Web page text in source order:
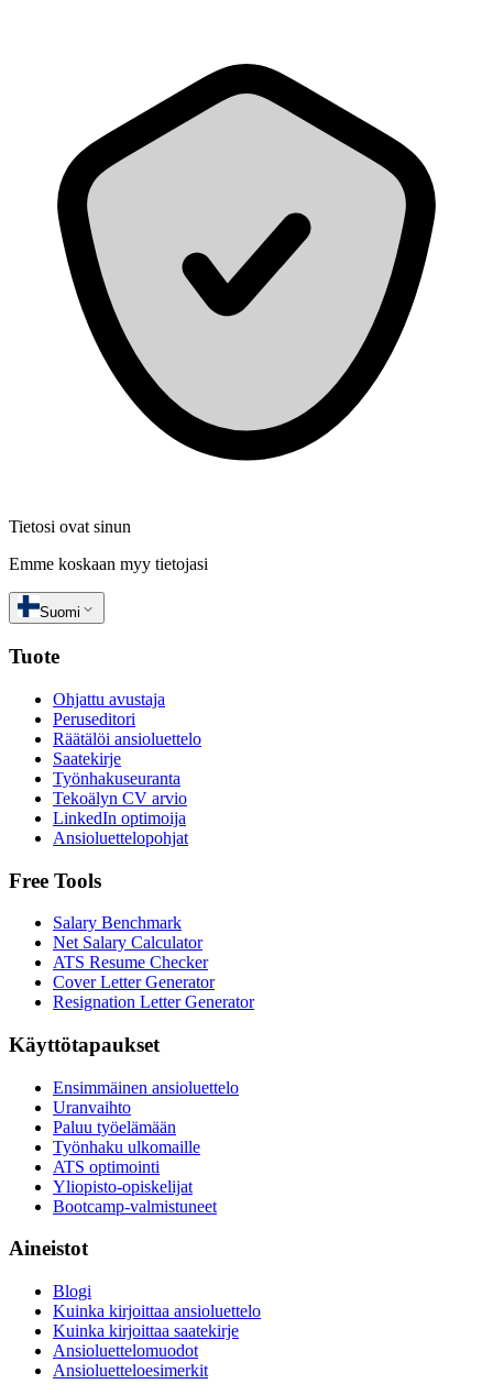
Tietosi ovat sinun
Emme koskaan myy tietojasi
Suomi
Tuote
Ohjattu avustaja
Peruseditori
Räätälöi ansioluettelo
Saatekirje
Työnhakuseuranta
Tekoälyn CV arvio
LinkedIn optimoija
Ansioluettelopohjat
Free Tools
Salary Benchmark
Net Salary Calculator
ATS Resume Checker
Cover Letter Generator
Resignation Letter Generator
Käyttötapaukset
Ensimmäinen ansioluettelo
Uranvaihto
Paluu työelämään
Työnhaku ulkomaille
ATS optimointi
Yliopisto-opiskelijat
Bootcamp-valmistuneet
Aineistot
Blogi
Kuinka kirjoittaa ansioluettelo
Kuinka kirjoittaa saatekirje
Ansioluettelomuodot
Ansioluetteloesimerkit